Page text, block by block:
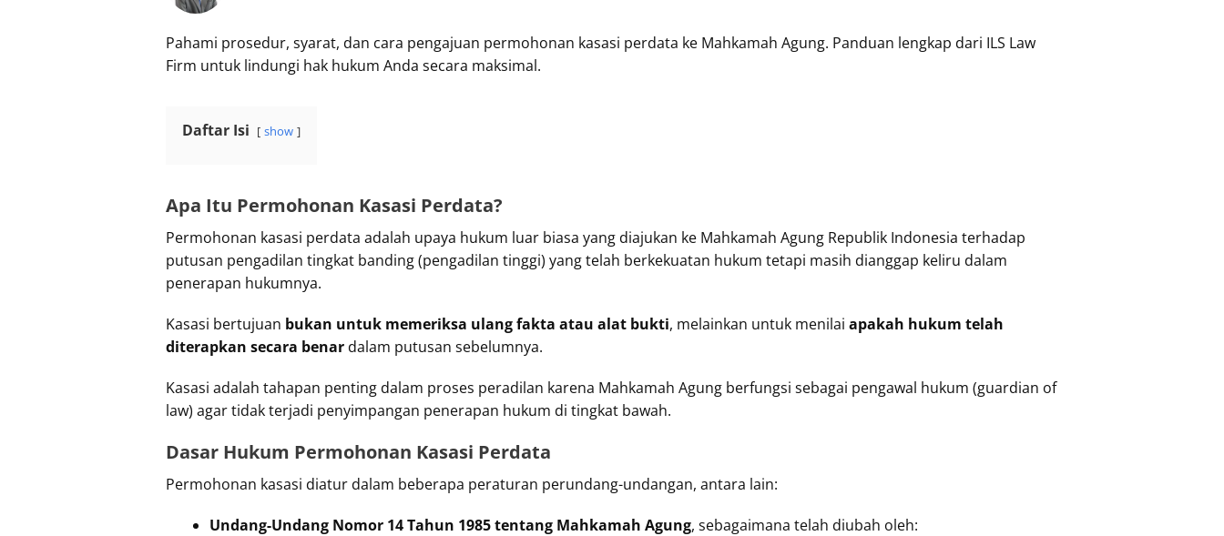
Pahami prosedur, syarat, dan cara pengajuan permohonan kasasi perdata ke Mahkamah Agung. Panduan lengkap dari ILS Law
Firm untuk lindungi hak hukum Anda secara maksimal.
Daftar Isi show
Apa Itu Permohonan Kasasi Perdata?
Permohonan kasasi perdata adalah upaya hukum luar biasa yang diajukan ke Mahkamah Agung Republik Indonesia terhadap
putusan pengadilan tingkat banding (pengadilan tinggi) yang telah berkekuatan hukum tetapi masih dianggap keliru dalam
penerapan hukumnya.
Kasasi bertujuan bukan untuk memeriksa ulang fakta atau alat bukti, melainkan untuk menilai apakah hukum telah
diterapkan secara benar dalam putusan sebelumnya.
Kasasi adalah tahapan penting dalam proses peradilan karena Mahkamah Agung berfungsi sebagai pengawal hukum (guardian of
law) agar tidak terjadi penyimpangan penerapan hukum di tingkat bawah.
Dasar Hukum Permohonan Kasasi Perdata
Permohonan kasasi diatur dalam beberapa peraturan perundang-undangan, antara lain:
Undang-Undang Nomor 14 Tahun 1985 tentang Mahkamah Agung, sebagaimana telah diubah oleh: